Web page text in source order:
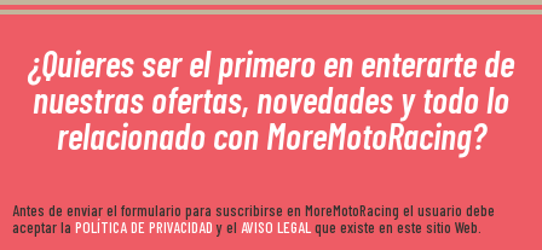
¿Quieres ser el primero en enterarte de
nuestras ofertas, novedades y todo lo
relacionado con MoreMotoRacing?
Antes de enviar el formulario para suscribirse en MoreMotoRacing el usuario debe
aceptar la POLÍTICA DE PRIVACIDADy el AVISO LEGALque existe en este sitio Web.